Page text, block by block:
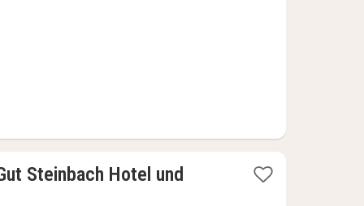
Steinbach Hotel und